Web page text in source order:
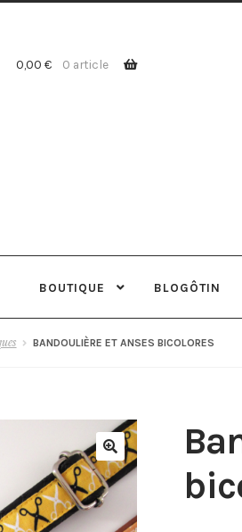
0,00€ 0 article
BOUTIQUE BLOGÔTIN
BANDOULIÈRE ET ANSES BICOLORES